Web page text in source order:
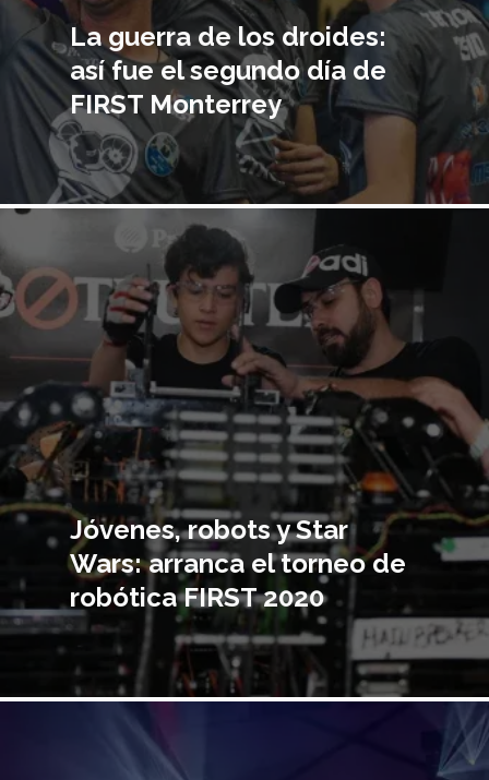
La guerra de los droides:
así fue el segundo día de
FIRST Monterrey
Imagen
principal
Jóvenes, robots y Star
Wars: arranca el torneo de
robótica FIRST 2020